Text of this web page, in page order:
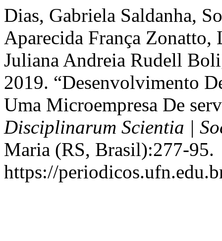
Dias, Gabriela Saldanha,
Aparecida França
Juliana Andreia Rudell
2019. “Desenvolvimento
Uma Microempresa De
Disciplinarum Scientia |
Maria (RS, Brasil):277-95.
https://